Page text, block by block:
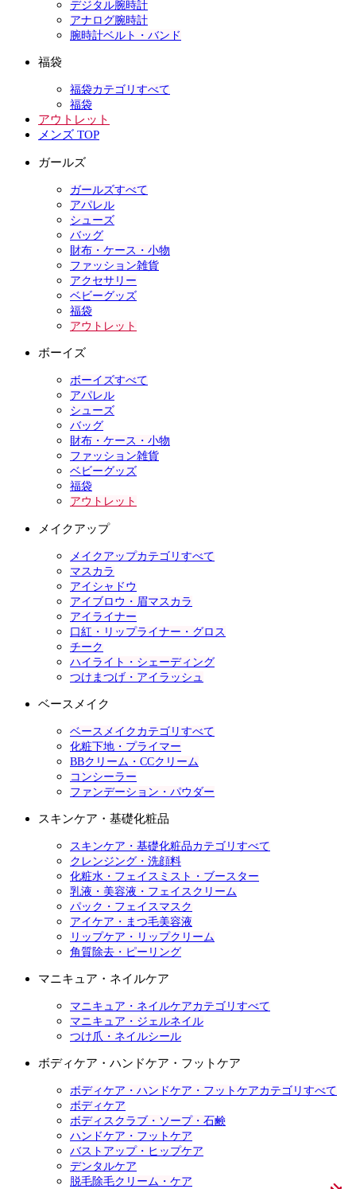
デジタル腕時計
アナログ腕時計
腕時計ベルト・バンド
福袋
福袋カテゴリすべて
福袋
アウトレット
メンズ TOP
ガールズ
ガールズすべて
アパレル
シューズ
バッグ
財布・ケース・小物
ファッション雑貨
アクセサリー
ベビーグッズ
福袋
アウトレット
ボーイズ
ボーイズすべて
アパレル
シューズ
バッグ
財布・ケース・小物
ファッション雑貨
ベビーグッズ
福袋
アウトレット
メイクアップ
メイクアップカテゴリすべて
マスカラ
アイシャドウ
アイブロウ・眉マスカラ
アイライナー
口紅・リップライナー・グロス
チーク
ハイライト・シェーディング
つけまつげ・アイラッシュ
ベースメイク
ベースメイクカテゴリすべて
化粧下地・プライマー
BBクリーム・CCクリーム
コンシーラー
ファンデーション・パウダー
スキンケア・基礎化粧品
スキンケア・基礎化粧品カテゴリすべて
クレンジング・洗顔料
化粧水・フェイスミスト・ブースター
乳液・美容液・フェイスクリーム
パック・フェイスマスク
アイケア・まつ毛美容液
リップケア・リップクリーム
角質除去・ピーリング
マニキュア・ネイルケア
マニキュア・ネイルケアカテゴリすべて
マニキュア・ジェルネイル
つけ爪・ネイルシール
ボディケア・ハンドケア・フットケア
ボディケア・ハンドケア・フットケアカテゴリすべて
ボディケア
ボディスクラブ・ソープ・石鹸
ハンドケア・フットケア
バストアップ・ヒップケア
デンタルケア
脱毛除毛クリーム・ケア